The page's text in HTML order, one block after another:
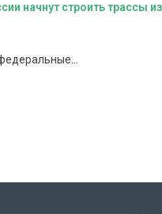
начнут строить трассы